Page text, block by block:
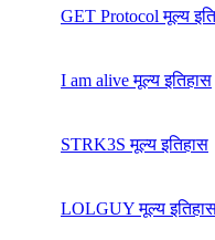
GET Protocol मूल्य
I am alive मूल्य इतिहास
STRK3S मूल्य इतिहास
LOLGUY मूल्य